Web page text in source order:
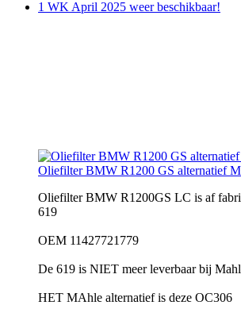
1 WK April 2025 weer beschikbaar!
Oliefilter BMW R1200 GS alternatief
Oliefilter BMW R1200GS LC is af
619
OEM 11427721779
De 619 is NIET meer leverbaar bij
HET MAhle alternatief is deze OC306